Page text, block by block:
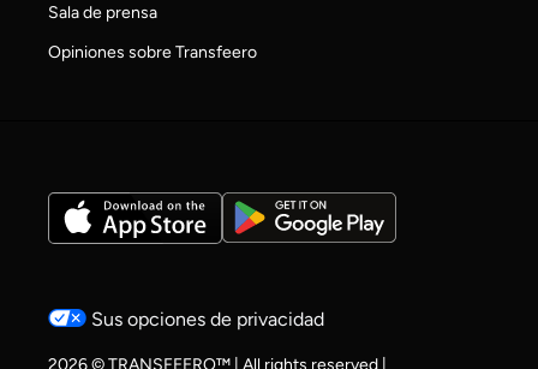
Sala de prensa
Opiniones sobre Transfeero
Sus opciones de privacidad
2026 © TRANSFEERO™ | All rights reserved |